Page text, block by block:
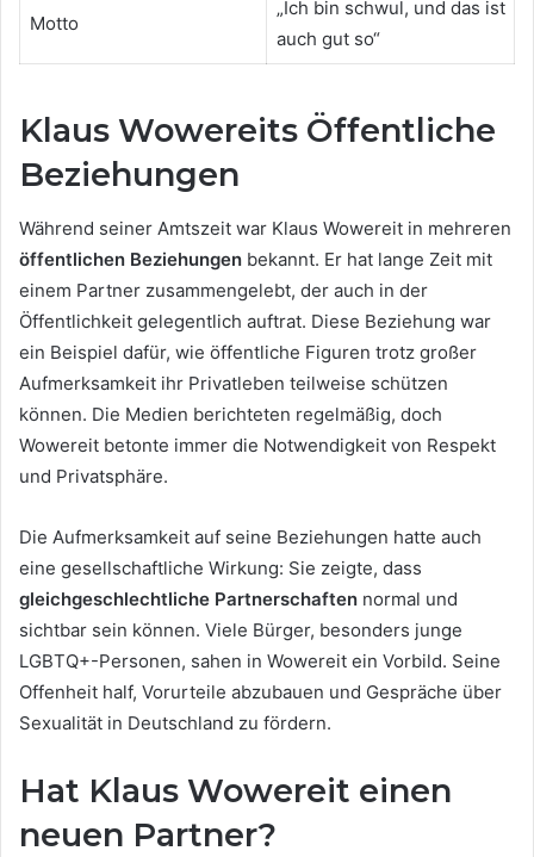
Motto
„Ich bin schwul, und das ist
auch gut so“
Klaus Wowereits Öffentliche
Beziehungen
Während seiner Amtszeit war Klaus Wowereit in mehreren
öffentlichen Beziehungen bekannt. Er hat lange Zeit mit
einem Partner zusammengelebt, der auch in der
Öffentlichkeit gelegentlich auftrat. Diese Beziehung war
ein Beispiel dafür, wie öffentliche Figuren trotz großer
Aufmerksamkeit ihr Privatleben teilweise schützen
können. Die Medien berichteten regelmäßig, doch
Wowereit betonte immer die Notwendigkeit von Respekt
und Privatsphäre.
Die Aufmerksamkeit auf seine Beziehungen hatte auch
eine gesellschaftliche Wirkung: Sie zeigte, dass
gleichgeschlechtliche Partnerschaften normal und
sichtbar sein können. Viele Bürger, besonders junge
LGBTQ+-Personen, sahen in Wowereit ein Vorbild. Seine
Offenheit half, Vorurteile abzubauen und Gespräche über
Sexualität in Deutschland zu fördern.
Hat Klaus Wowereit einen
neuen Partner?